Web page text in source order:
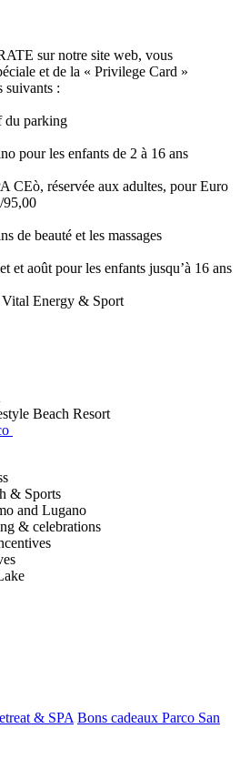
sur notre site web, vous
et de la « Privilege Card »
suivants :
du parking
pour les enfants de 2 à 16 ans
CEò, réservée aux adultes, pour Euro
95,00
de beauté et les massages
et août pour les enfants jusqu’à 16 ans
Vital Energy & Sport
Beach Resort
& Sports
and Lugano
& celebrations
& SPA Bons cadeaux Parco San